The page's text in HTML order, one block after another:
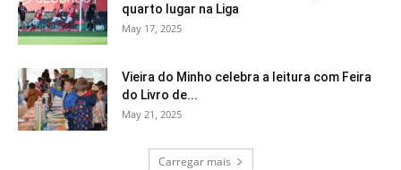
quarto lugar na Liga
May 17, 2025
Vieira do Minho celebra a leitura com Feira
do Livro de...
May 21, 2025
Carregar mais